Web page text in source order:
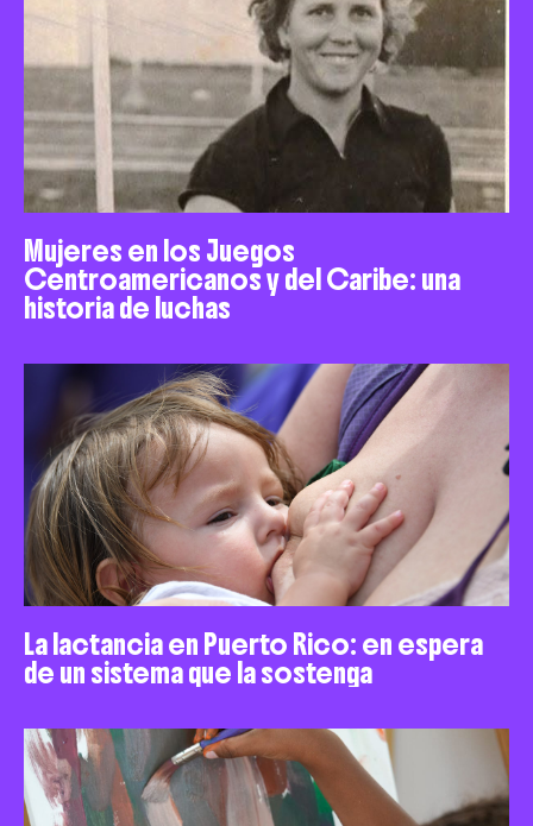
Mujeres en los Juegos
Centroamericanos y del Caribe: una
historia de luchas
La lactancia en Puerto Rico: en espera
de un sistema que la sostenga